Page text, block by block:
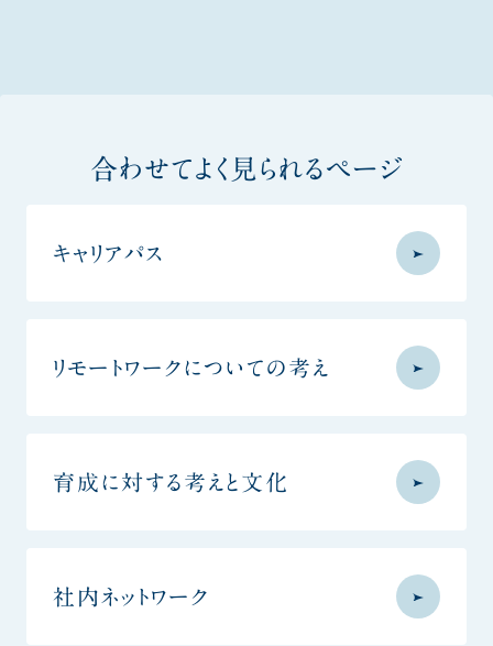
合わせてよく見られるページ
キャリアパス
リモートワークについての考え
育成に対する考えと文化
社内ネットワーク